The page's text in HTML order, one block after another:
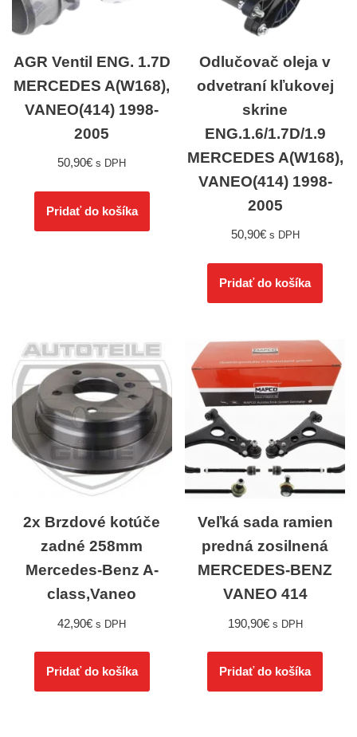
AGR Ventil ENG. 1.7D
MERCEDES A(W168),
VANEO(414) 1998-
2005
50,90€ s DPH
Pridať do košíka
Odlučovač oleja v
odvetraní kľukovej
skrine
ENG.1.6/1.7D/1.9
MERCEDES A(W168),
VANEO(414) 1998-
2005
50,90€ s DPH
Pridať do košíka
2x Brzdové kotúče
zadné 258mm
Mercedes-Benz A-
class,Vaneo
42,90€ s DPH
Pridať do košíka
Veľká sada ramien
predná zosilnená
MERCEDES-BENZ
VANEO 414
190,90€ s DPH
Pridať do košíka